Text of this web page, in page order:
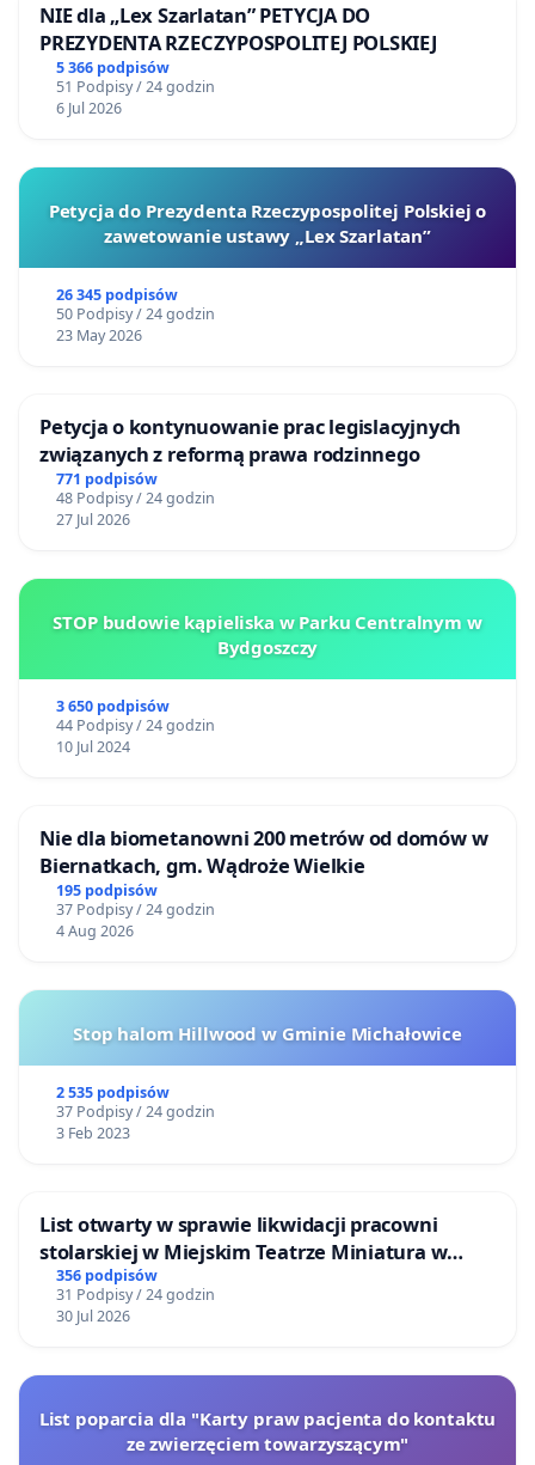
NIE dla „Lex Szarlatan” PETYCJA DO
PREZYDENTA RZECZYPOSPOLITEJ POLSKIEJ
5 366 podpisów
51 Podpisy / 24 godzin
6 Jul 2026
Petycja do Prezydenta Rzeczypospolitej Polskiej o
zawetowanie ustawy „Lex Szarlatan”
26 345 podpisów
50 Podpisy / 24 godzin
23 May 2026
Petycja o kontynuowanie prac legislacyjnych
związanych z reformą prawa rodzinnego
771 podpisów
48 Podpisy / 24 godzin
27 Jul 2026
STOP budowie kąpieliska w Parku Centralnym w
Bydgoszczy
3 650 podpisów
44 Podpisy / 24 godzin
10 Jul 2024
Nie dla biometanowni 200 metrów od domów w
Biernatkach, gm. Wądroże Wielkie
195 podpisów
37 Podpisy / 24 godzin
4 Aug 2026
Stop halom Hillwood w Gminie Michałowice
2 535 podpisów
37 Podpisy / 24 godzin
3 Feb 2023
List otwarty w sprawie likwidacji pracowni
stolarskiej w Miejskim Teatrze Miniatura w
Gdańsku
356 podpisów
31 Podpisy / 24 godzin
30 Jul 2026
List poparcia dla "Karty praw pacjenta do kontaktu
ze zwierzęciem towarzyszącym"